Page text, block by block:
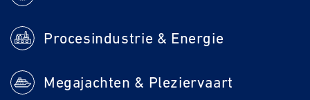
Procesindustrie & Energie
Megajachten & Pleziervaart